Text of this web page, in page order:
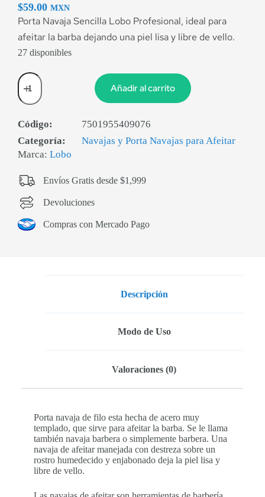
$59.00 MXN
Porta Navaja Sencilla Lobo Profesional, ideal para
afeitar la barba dejando una piel lisa y libre de vello.
27 disponibles
Añadir al carrito
Código:
7501955409076
Categoría:
Navajas y Porta Navajas para Afeitar
Marca: Lobo
Envíos Gratis desde $1,999
Devoluciones
Compras con Mercado Pago
Descripción
Modo de Uso
Valoraciones (0)
Porta navaja de filo esta hecha de acero muy
templado, que sirve para afeitar la barba. Se le llama
también navaja barbera o simplemente barbera. Una
navaja de afeitar manejada con destreza sobre un
rostro humedecido y enjabonado deja la piel lisa y
libre de vello.